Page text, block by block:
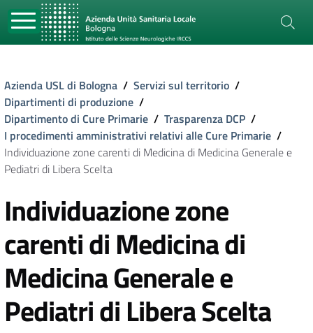
Azienda USL di Bologna / Servizi sul territorio /
Dipartimenti di produzione /
Dipartimento di Cure Primarie / Trasparenza DCP /
I procedimenti amministrativi relativi alle Cure Primarie /
Individuazione zone carenti di Medicina di Medicina Generale e
Pediatri di Libera Scelta
Individuazione zone
carenti di Medicina di
Medicina Generale e
Pediatri di Libera Scelta